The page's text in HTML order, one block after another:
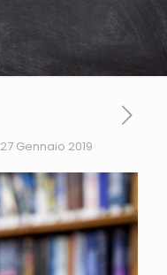
27 Gennaio 2019